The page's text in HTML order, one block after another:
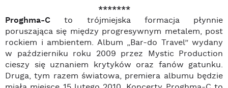
*******
Proghma-C to trójmiejska formacja płynnie
poruszająca się między progresywnym metalem, post
rockiem i ambientem. Album „Bar-do Travel” wydany
w październiku roku 2009 przez Mystic Production
cieszy się uznaniem krytyków oraz fanów gatunku.
Druga, tym razem światowa, premiera albumu będzie